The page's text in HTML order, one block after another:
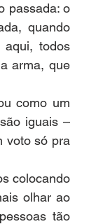
passada: o
quando
aqui, todos
arma, que
como um
iguais –
voto só pra
colocando
olhar ao
tão